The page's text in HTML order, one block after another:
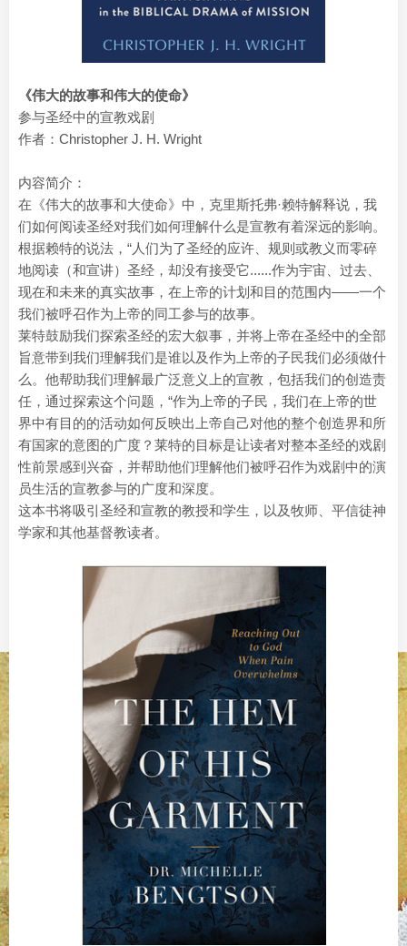
《伟大的故事和伟大的使命》
参与圣经中的宣教戏剧
作者：Christopher J. H. Wright
内容简介：
在《伟大的故事和大使命》中，克里斯托弗·赖特解释说，我
们如何阅读圣经对我们如何理解什么是宣教有着深远的影响。
根据赖特的说法，“人们为了圣经的应许、规则或教义而零碎
地阅读（和宣讲）圣经，却没有接受它......作为宇宙、过去、
现在和未来的真实故事，在上帝的计划和目的范围内——一个
我们被呼召作为上帝的同工参与的故事。
莱特鼓励我们探索圣经的宏大叙事，并将上帝在圣经中的全部
旨意带到我们理解我们是谁以及作为上帝的子民我们必须做什
么。他帮助我们理解最广泛意义上的宣教，包括我们的创造责
任，通过探索这个问题，“作为上帝的子民，我们在上帝的世
界中有目的的活动如何反映出上帝自己对他的整个创造界和所
有国家的意图的广度？莱特的目标是让读者对整本圣经的戏剧
性前景感到兴奋，并帮助他们理解他们被呼召作为戏剧中的演
员生活的宣教参与的广度和深度。
这本书将吸引圣经和宣教的教授和学生，以及牧师、平信徒神
学家和其他基督教读者。